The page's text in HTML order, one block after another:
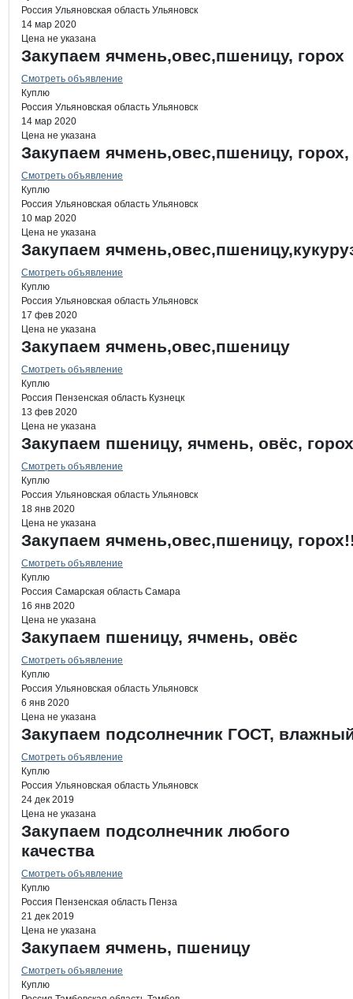
Россия Ульяновская область Ульяновск
14 мар 2020
Цена не указана
Закупаем ячмень,овес,пшеницу, горох
Смотреть объявление
Куплю
Россия Ульяновская область Ульяновск
14 мар 2020
Цена не указана
Закупаем ячмень,овес,пшеницу, горох,
Смотреть объявление
Куплю
Россия Ульяновская область Ульяновск
10 мар 2020
Цена не указана
Закупаем
Смотреть объявление
Куплю
Россия Ульяновская область Ульяновск
17 фев 2020
Цена не указана
Закупаем ячмень,овес,пшеницу
Смотреть объявление
Куплю
Россия Пензенская область Кузнецк
13 фев 2020
Цена не указана
Закупаем пшеницу, ячмень, овёс, горох
Смотреть объявление
Куплю
Россия Ульяновская область Ульяновск
18 янв 2020
Цена не указана
Закупаем ячмень,овес,пшеницу,
Смотреть объявление
Куплю
Россия Самарская область Самара
16 янв 2020
Цена не указана
Закупаем пшеницу, ячмень, овёс
Смотреть объявление
Куплю
Россия Ульяновская область Ульяновск
6 янв 2020
Цена не указана
Закупаем подсолнечник ГОСТ,
Смотреть объявление
Куплю
Россия Ульяновская область Ульяновск
24 дек 2019
Цена не указана
Закупаем подсолнечник любого
качества
Смотреть объявление
Куплю
Россия Пензенская область Пенза
21 дек 2019
Цена не указана
Закупаем ячмень, пшеницу
Смотреть объявление
Куплю